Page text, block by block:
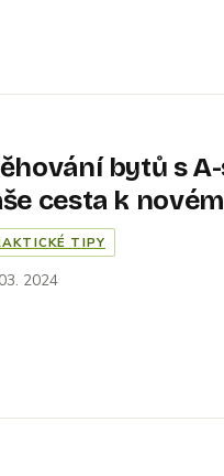
bytů s
cesta k
TIPY
2024